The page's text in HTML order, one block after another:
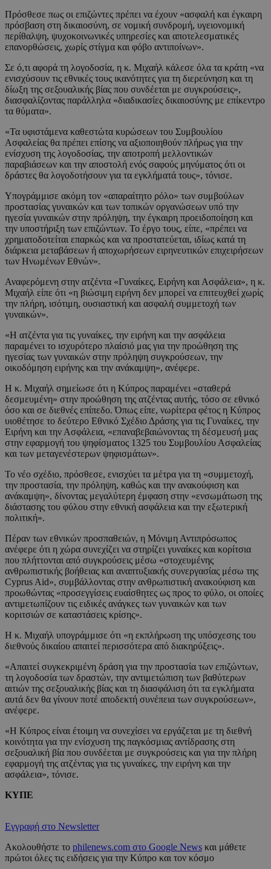
Πρόσθεσε πως οι επιζώντες πρέπει να έχουν «ασφαλή και έγκαιρη
πρόσβαση στη δικαιοσύνη, σε νομική συνδρομή, υγειονομική
περίθαλψη, ψυχοκοινωνικές υπηρεσίες και αποτελεσματικές
επανορθώσεις, χωρίς στίγμα και φόβο αντιποίνων».
Σε ό,τι αφορά τη λογοδοσία, η κ. Μιχαήλ κάλεσε όλα τα κράτη «να
ενισχύσουν τις εθνικές τους ικανότητες για τη διερεύνηση και τη
δίωξη της σεξουαλικής βίας που συνδέεται με συγκρούσεις»,
διασφαλίζοντας παράλληλα «διαδικασίες δικαιοσύνης με επίκεντρο
τα θύματα».
«Τα υφιστάμενα καθεστώτα κυρώσεων του Συμβουλίου
Ασφαλείας θα πρέπει επίσης να αξιοποιηθούν πλήρως για την
ενίσχυση της λογοδοσίας, την αποτροπή μελλοντικών
παραβιάσεων και την αποστολή ενός σαφούς μηνύματος ότι οι
δράστες θα λογοδοτήσουν για τα εγκλήματά τους», τόνισε.
Υπογράμμισε ακόμη τον «απαραίτητο ρόλο» των συμβούλων
προστασίας γυναικών και των τοπικών οργανώσεων υπό την
ηγεσία γυναικών στην πρόληψη, την έγκαιρη προειδοποίηση και
την υποστήριξη των επιζώντων. Το έργο τους, είπε, «πρέπει να
χρηματοδοτείται επαρκώς και να προστατεύεται, ιδίως κατά τη
διάρκεια μεταβάσεων ή αποχωρήσεων ειρηνευτικών επιχειρήσεων
των Ηνωμένων Εθνών».
Αναφερόμενη στην ατζέντα «Γυναίκες, Ειρήνη και Ασφάλεια», η κ.
Μιχαήλ είπε ότι «η βιώσιμη ειρήνη δεν μπορεί να επιτευχθεί χωρίς
την πλήρη, ισότιμη, ουσιαστική και ασφαλή συμμετοχή των
γυναικών».
«Η ατζέντα για τις γυναίκες, την ειρήνη και την ασφάλεια
παραμένει το ισχυρότερο πλαίσιό μας για την προώθηση της
ηγεσίας των γυναικών στην πρόληψη συγκρούσεων, την
οικοδόμηση ειρήνης και την ανάκαμψη», ανέφερε.
Η κ. Μιχαήλ σημείωσε ότι η Κύπρος παραμένει «σταθερά
δεσμευμένη» στην προώθηση της ατζέντας αυτής, τόσο σε εθνικό
όσο και σε διεθνές επίπεδο. Όπως είπε, νωρίτερα φέτος η Κύπρος
υιοθέτησε το δεύτερο Εθνικό Σχέδιο Δράσης για τις Γυναίκες, την
Ειρήνη και την Ασφάλεια, «επαναβεβαιώνοντας τη δέσμευσή μας
στην εφαρμογή του ψηφίσματος 1325 του Συμβουλίου Ασφαλείας
και των μεταγενέστερων ψηφισμάτων».
Το νέο σχέδιο, πρόσθεσε, ενισχύει τα μέτρα για τη «συμμετοχή,
την προστασία, την πρόληψη, καθώς και την ανακούφιση και
ανάκαμψη», δίνοντας μεγαλύτερη έμφαση στην «ενσωμάτωση της
διάστασης του φύλου στην εθνική ασφάλεια και την εξωτερική
πολιτική».
Πέραν των εθνικών προσπαθειών, η Μόνιμη Αντιπρόσωπος
ανέφερε ότι η χώρα συνεχίζει να στηρίζει γυναίκες και κορίτσια
που πλήττονται από συγκρούσεις μέσω «στοχευμένης
ανθρωπιστικής βοήθειας και αναπτυξιακής συνεργασίας μέσω της
Cyprus Aid», συμβάλλοντας στην ανθρωπιστική ανακούφιση και
προωθώντας «προσεγγίσεις ευαίσθητες ως προς το φύλο, οι οποίες
αντιμετωπίζουν τις ειδικές ανάγκες των γυναικών και των
κοριτσιών σε καταστάσεις κρίσης».
Η κ. Μιχαήλ υπογράμμισε ότι «η εκπλήρωση της υπόσχεσης του
διεθνούς δικαίου απαιτεί περισσότερα από διακηρύξεις».
«Απαιτεί συγκεκριμένη δράση για την προστασία των επιζώντων,
τη λογοδοσία των δραστών, την αντιμετώπιση των βαθύτερων
αιτιών της σεξουαλικής βίας και τη διασφάλιση ότι τα εγκλήματα
αυτά δεν θα γίνουν ποτέ αποδεκτή συνέπεια των συγκρούσεων»,
ανέφερε.
«Η Κύπρος είναι έτοιμη να συνεχίσει να εργάζεται με τη διεθνή
κοινότητα για την ενίσχυση της παγκόσμιας αντίδρασης στη
σεξουαλική βία που συνδέεται με συγκρούσεις και για την πλήρη
εφαρμογή της ατζέντας για τις γυναίκες, την ειρήνη και την
ασφάλεια», τόνισε.
ΚΥΠΕ
Εγγραφή στο Newsletter
Ακολουθήστε το philenews.com στο Google News και μάθετε
πρώτοι όλες τις ειδήσεις για την Κύπρο και τον κόσμο